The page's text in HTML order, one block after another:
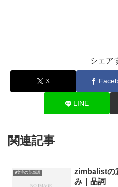
シェア
X
LINE
関連記事
9文字の英単語
zimbalistの
み｜品詞